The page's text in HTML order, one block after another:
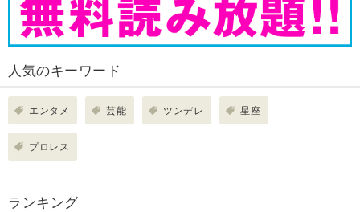
人気のキーワード
エンタメ 芸能 ツンデレ 星座
プロレス
ランキング